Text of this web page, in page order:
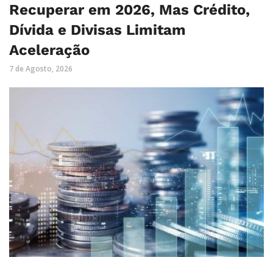
Recuperar em 2026, Mas Crédito,
Dívida e Divisas Limitam
Aceleração
7 de Agosto, 2026